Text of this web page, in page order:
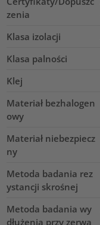
zenia
Klasa izolacji
Klasa palności
Klej
Materiał bezhalogen
owy
Materiał niebezpiecz
ny
Metoda badania rez
ystancji skrośnej
Metoda badania wy
dłużenia przy zerwa